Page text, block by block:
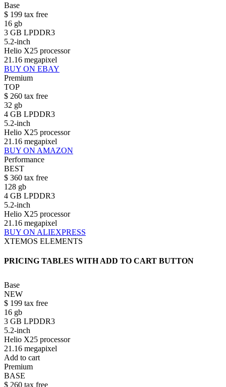
Base
$ 199 tax free
16 gb
3 GB LPDDR3
5.2-inch
Helio X25 processor
21.16 megapixel
BUY ON EBAY
Premium
TOP
$ 260 tax free
32 gb
4 GB LPDDR3
5.2-inch
Helio X25 processor
21.16 megapixel
BUY ON AMAZON
Performance
BEST
$ 360 tax free
128 gb
4 GB LPDDR3
5.2-inch
Helio X25 processor
21.16 megapixel
BUY ON ALIEXPRESS
XTEMOS ELEMENTS
PRICING TABLES WITH ADD TO CART BUTTON
Base
NEW
$ 199 tax free
16 gb
3 GB LPDDR3
5.2-inch
Helio X25 processor
21.16 megapixel
Add to cart
Premium
BASE
$ 260 tax free